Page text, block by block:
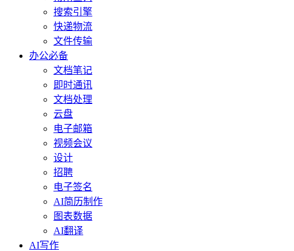
搜索引擎
快递物流
文件传输
办公必备
文档笔记
即时通讯
文档处理
云盘
电子邮箱
视频会议
设计
招聘
电子签名
AI简历制作
图表数据
AI翻译
AI写作